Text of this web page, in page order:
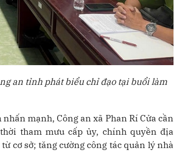
an tỉnh phát biểu chỉ đạo tại buổi làm
mạnh, Công an xã Phan Rí Cửa cần
tham mưu cấp ủy, chính quyền địa
cơ sở; tăng cường công tác quản lý nhà